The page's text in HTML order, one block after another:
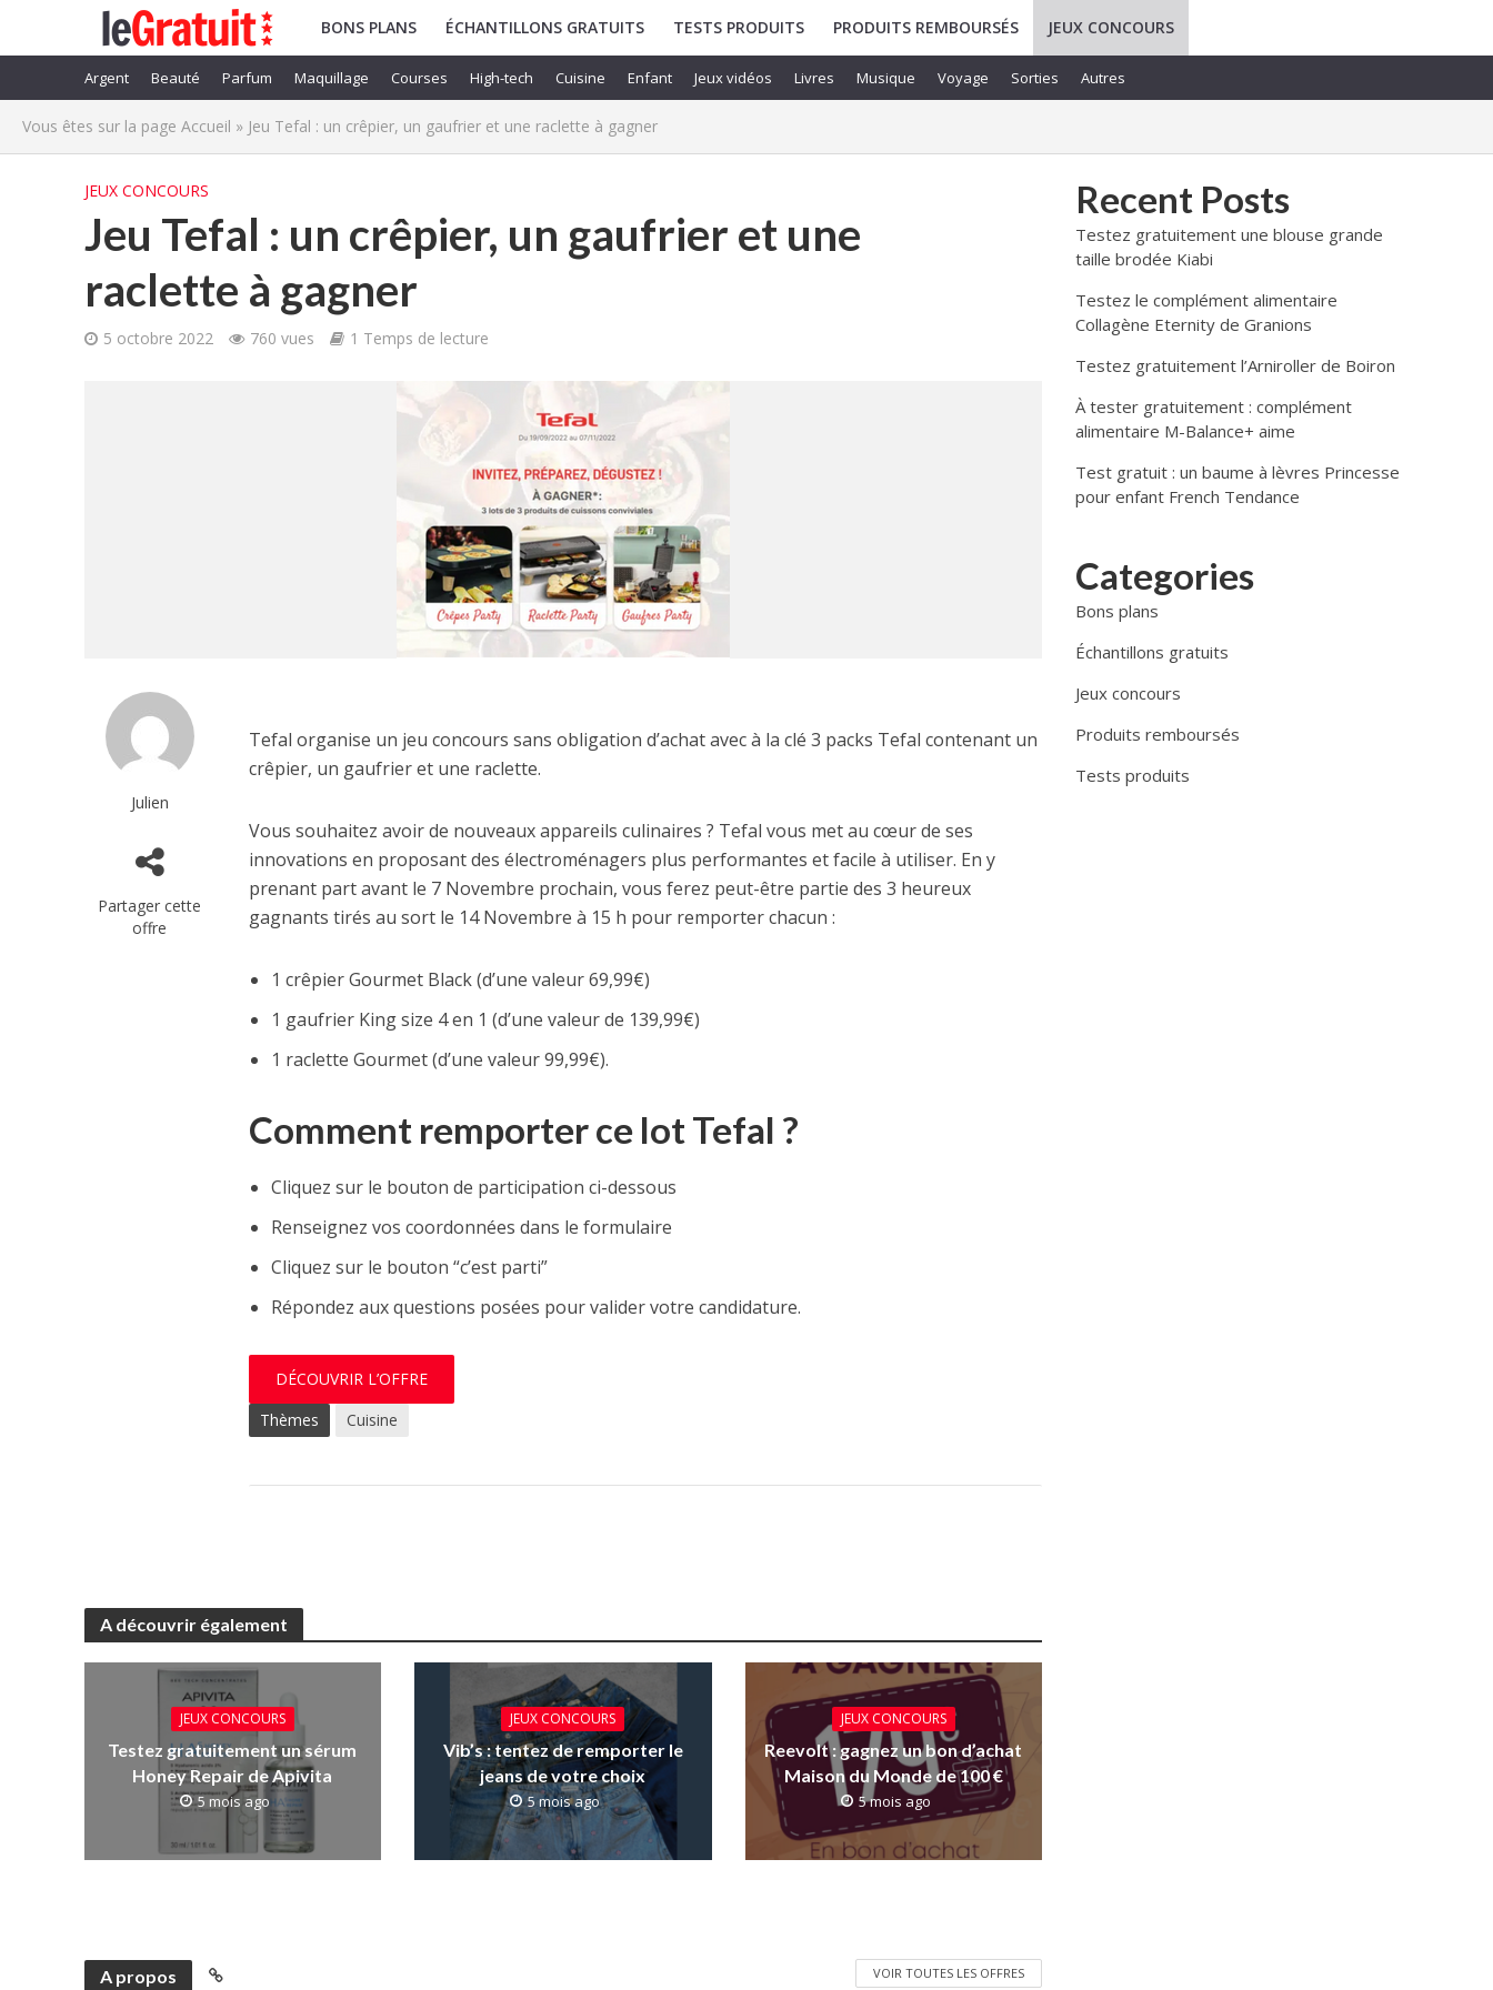
BONS PLANS ÉCHANTILLONS GRATUITS TESTS PRODUITS PRODUITS REMBOURSÉS JEUX CONCOURS
Argent Beauté Parfum Maquillage Courses High-tech Cuisine Enfant Jeux vidéos Livres Musique Voyage Sorties Autres
Vous êtes sur la page Accueil » Jeu Tefal : un crêpier, un gaufrier et une raclette à gagner
JEUX CONCOURS
Jeu Tefal : un crêpier, un gaufrier et une
raclette à gagner
5 octobre 2022 760 vues 1 Temps de lecture
Julien
Partager cette
offre
Tefal organise un jeu concours sans obligation d’achat avec à la clé 3 packs Tefal contenant un
crêpier, un gaufrier et une raclette.
Vous souhaitez avoir de nouveaux appareils culinaires ? Tefal vous met au cœur de ses
innovations en proposant des électroménagers plus performantes et facile à utiliser. En y
prenant part avant le 7 Novembre prochain, vous ferez peut-être partie des 3 heureux
gagnants tirés au sort le 14 Novembre à 15 h pour remporter chacun :
1 crêpier Gourmet Black (d’une valeur 69,99€)
1 gaufrier King size 4 en 1 (d’une valeur de 139,99€)
1 raclette Gourmet (d’une valeur 99,99€).
Comment remporter ce lot Tefal ?
Cliquez sur le bouton de participation ci-dessous
Renseignez vos coordonnées dans le formulaire
Cliquez sur le bouton “c’est parti”
Répondez aux questions posées pour valider votre candidature.
DÉCOUVRIR L’OFFRE
Thèmes
Cuisine
A découvrir également
JEUX CONCOURS
Testez gratuitement un sérum
Honey Repair de Apivita
5 mois ago
JEUX CONCOURS
Vib’s : tentez de remporter le
jeans de votre choix
5 mois ago
JEUX CONCOURS
Reevolt : gagnez un bon d’achat
Maison du Monde de 100 €
5 mois ago
A propos VOIR TOUTES LES OFFRES
Recent Posts
Testez gratuitement une blouse grande
taille brodée Kiabi
Testez le complément alimentaire
Collagène Eternity de Granions
Testez gratuitement l’Arniroller de Boiron
À tester gratuitement : complément
alimentaire M-Balance+ aime
Test gratuit : un baume à lèvres Princesse
pour enfant French Tendance
Categories
Bons plans
Échantillons gratuits
Jeux concours
Produits remboursés
Tests produits